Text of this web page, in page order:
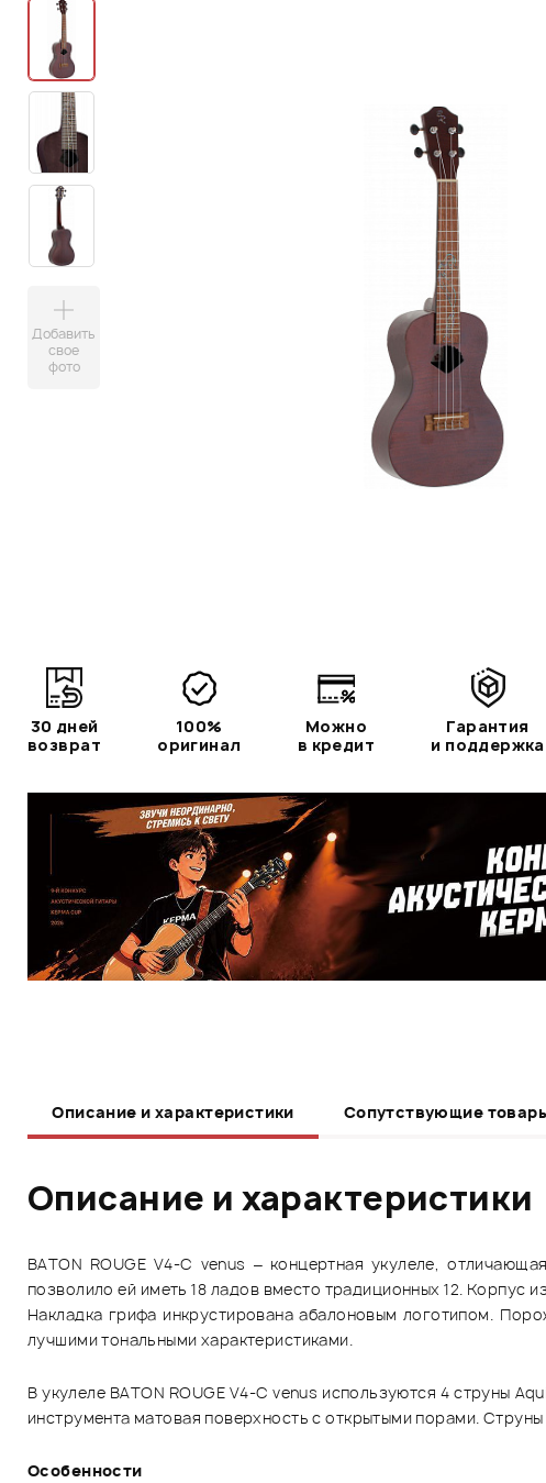
Добавить
свое
фото
30 дней
возврат
100%
оригинал
Можно
в кредит
Гарантия
и поддержка
Описание и характеристики Сопутствующие
Описание и характеристики
BATON ROUGE V4-C venus – концертная укулеле,
позволило ей иметь 18 ладов вместо традиционных 12. Корпус
Накладка грифа инкрустирована абалоновым логотипом.
лучшими тональными характеристиками.
В укулеле BATON ROUGE V4-C venus используются 4 струны
инструмента матовая поверхность с открытыми порами.
Особенности